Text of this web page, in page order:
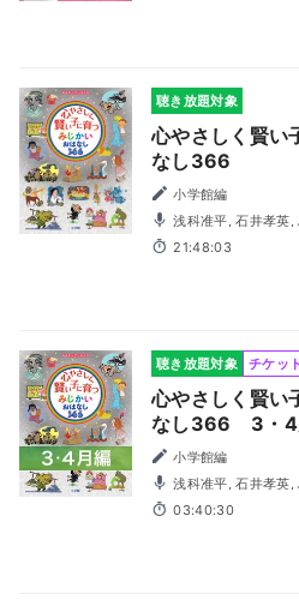
聴き放題対象
心やさしく賢
なし366
小学館編
浅科准平, 石井孝英, 島田愛野, 南雲希美, 野津山幸宏, 八
木田幸恵, 山谷祥生, 神
21:48:03
聴き放題対象 チケッ
心やさしく賢
なし366 3・4
小学館編
浅科准平, 石井孝英, 島田愛野, 南雲希美, 野津山幸宏, 八
木田幸恵, 山谷祥生, 神
03:40:30